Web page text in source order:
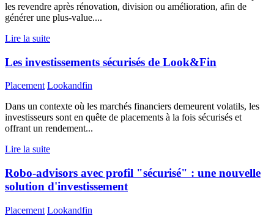
les revendre après rénovation, division ou amélioration, afin de
générer une plus-value....
Lire la suite
Les investissements sécurisés de Look&Fin
Placement Lookandfin
Dans un contexte où les marchés financiers demeurent volatils, les
investisseurs sont en quête de placements à la fois sécurisés et
offrant un rendement...
Lire la suite
Robo-advisors avec profil "sécurisé" : une nouvelle
solution d'investissement
Placement Lookandfin